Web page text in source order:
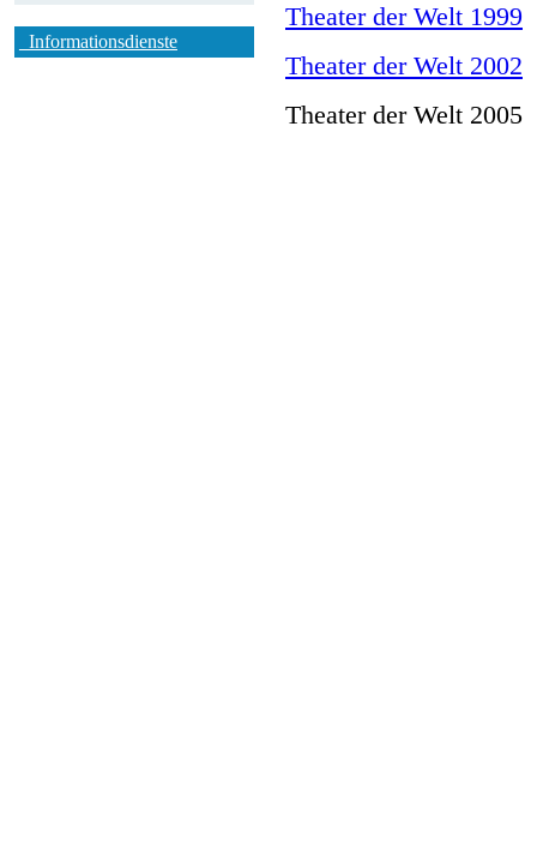
_Informationsdienste
Theater der Welt 1999
Theater der Welt 2002
Theater der Welt 2005